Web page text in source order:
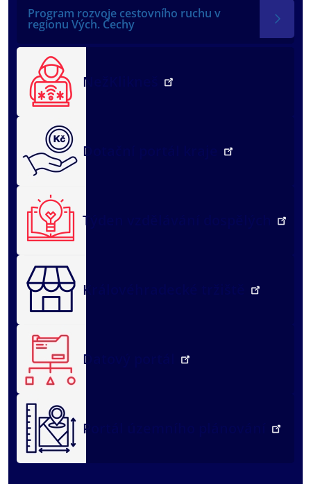
Program rozvoje cestovního ruchu v
regionu Vých. Čechy
NežKlikneš
Dotační portál kraje
Týden vzdělávání dospělých
Královéhradecké tržiště
Datový portál
Portál územního plánování